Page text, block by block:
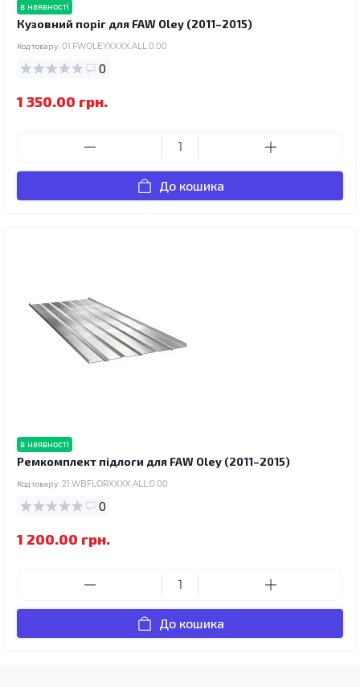
в наявності
Кузовний поріг для FAW Oley (2011–2015)
Код товару: 01.FWOLEYXXXX.ALL.0.00
0
1 350.00 грн.
До кошика
в наявності
Ремкомплект підлоги для FAW Oley (2011–2015)
Код товару: 21.WBFLORXXXX.ALL.0.00
0
1 200.00 грн.
До кошика